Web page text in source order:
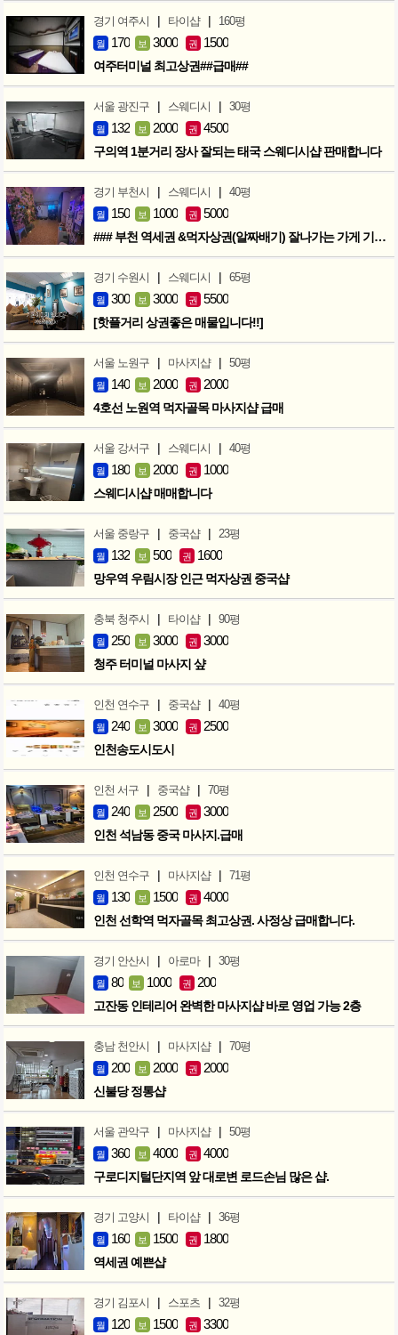
경기 여주시 | 타이샵 | 160평
월 170 보 3000 권 1500
여주터미널 최고상권##급매##
서울 광진구 | 스웨디시 | 30평
월 132 보 2000 권 4500
구의역 1분거리 장사 잘되는 태국 스웨디시샵 판매합니다
경기 부천시 | 스웨디시 | 40평
월 150 보 1000 권 5000
### 부천 역세권 &먹자상권(알짜배기) 잘나가는 가게 기회입니다 ###
경기 수원시 | 스웨디시 | 65평
월 300 보 3000 권 5500
[핫플거리 상권좋은 매물입니다!!]
서울 노원구 | 마사지샵 | 50평
월 140 보 2000 권 2000
4호선 노원역 먹자골목 마사지샵 급매
서울 강서구 | 스웨디시 | 40평
월 180 보 2000 권 1000
스웨디시샵 매매합니다
서울 중랑구 | 중국샵 | 23평
월 132 보 500 권 1600
망우역 우림시장 인근 먹자상권 중국샵
충북 청주시 | 타이샵 | 90평
월 250 보 3000 권 3000
청주 터미널 마사지 샾
인천 연수구 | 중국샵 | 40평
월 240 보 3000 권 2500
인천송도시도시
인천 서구 | 중국샵 | 70평
월 240 보 2500 권 3000
인천 석남동 중국 마사지.급매
인천 연수구 | 마사지샵 | 71평
월 130 보 1500 권 4000
인천 선학역 먹자골목 최고상권. 사정상 급매합니다.
경기 안산시 | 아로마 | 30평
월 80 보 1000 권 200
고잔동 인테리어 완벽한 마사지샵 바로 영업 가능 2층
충남 천안시 | 마사지샵 | 70평
월 200 보 2000 권 2000
신불당 정통샵
서울 관악구 | 마사지샵 | 50평
월 360 보 4000 권 4000
구로디지털단지역 앞 대로변 로드손님 많은 샵.
경기 고양시 | 타이샵 | 36평
월 160 보 1500 권 1800
역세권 예쁜샵
경기 김포시 | 스포츠 | 32평
월 120 보 1500 권 3300